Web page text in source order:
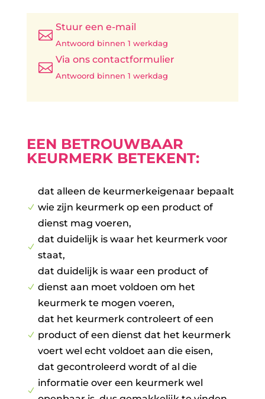

Stuur een e-mail
Antwoord binnen 1 werkdag

Via ons contactformulier
Antwoord binnen 1 werkdag
EEN BETROUWBAAR
KEURMERK BETEKENT:
N
dat alleen de keurmerkeigenaar bepaalt
wie zijn keurmerk op een product of
dienst mag voeren,
N
dat duidelijk is waar het keurmerk voor
staat,
N
dat duidelijk is waar een product of
dienst aan moet voldoen om het
keurmerk te mogen voeren,
N
dat het keurmerk controleert of een
product of een dienst dat het keurmerk
voert wel echt voldoet aan die eisen,
N
dat gecontroleerd wordt of al die
informatie over een keurmerk wel